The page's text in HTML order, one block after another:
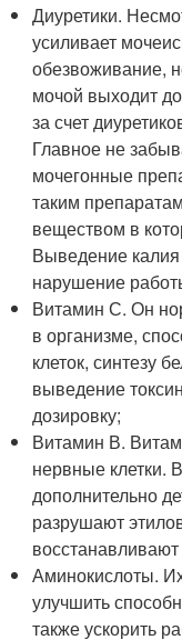
Диуретики.
усиливает
обезвоживание,
мочой выходит
за счет
Главное не
мочегонные
таким
веществом в
Выведение
нарушение
Витамин С. Он
в организме,
клеток, синтезу
выведение
дозировку;
Витамин В.
нервные клетки.
дополнительно
разрушают
Аминокислоты.
улучшить
также ускорить